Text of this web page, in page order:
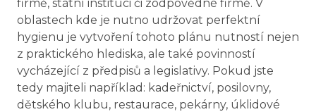
firmě, státní instituci či zodpovědné firmě. V
oblastech kde je nutno udržovat perfektní
hygienu je vytvoření tohoto plánu nutností nejen
z praktického hlediska, ale také povinností
vycházející z předpisů a legislativy. Pokud jste
tedy majiteli například: kadeřnictví, posilovny,
dětského klubu, restaurace, pekárny, úklidové